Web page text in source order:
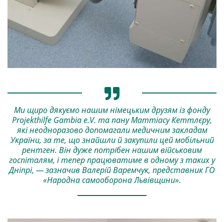
Ми щиро дякуємо нашим німецьким друзям із фонду
Projekthilfe Gambia e.V. та пану Маттіасу Кеттлєру,
які неодноразово допомагали медичним закладам
України, за те, що знайшли й закупили цей мобільний
рентген. Він дуже потрібен нашим військовим
госпіталям, і тепер працюватиме в одному з таких у
Дніпрі, — зазначив Валерій Варемчук, представник ГО
«Народна самооборона Львівщини».